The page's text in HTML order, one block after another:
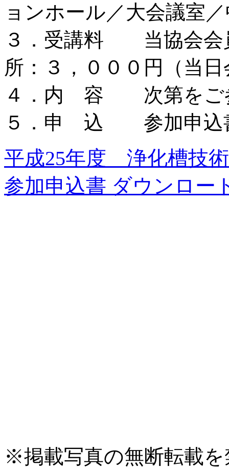
ョンホール／大会議室
３．受講料 当協会
所：３，０００円（当
４．内 容 次第をご
５．申 込 参加申込
平成25年度 浄化槽技
参加申込書 ダウンロー
※掲載写真の無断転載